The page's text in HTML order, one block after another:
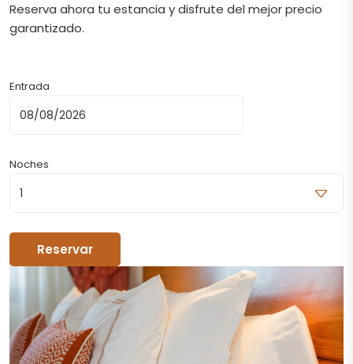
Reserva ahora tu estancia y disfrute del mejor precio
garantizado.
Entrada
Noches
Reservar